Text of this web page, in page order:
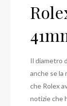
Il diametro
anche se la
che Rolex
notizie che